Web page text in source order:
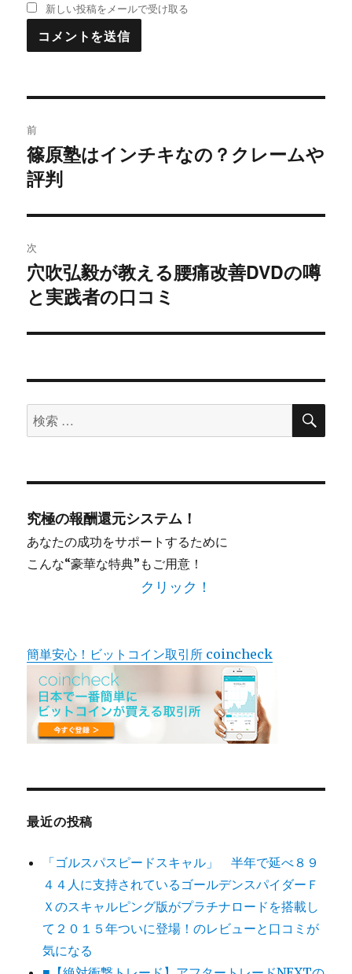
新しい投稿をメールで受け取る
稿
ナ
ビ
ゲ
ー
シ
ン
前
過
去
投
稿:
篠原塾はインチキなの？クレームや
評判
次
次
の
稿:
穴吹弘毅が教える腰痛改善DVDの噂
と実践者の口コミ
検
索
象:
検
究極の報酬還元システム！
あなたの成功をサポートするために
こんな“豪華な特典”もご用意！
クリック！
簡単安心！ビットコイン取引所 coincheck
最近の投稿
「ゴルスパスピードスキャル」 半年で延べ８９
４４人に支持されているゴールデンスパイダーＦ
Ｘのスキャルピング版がプラチナロードを搭載し
て２０１５年ついに登場！のレビューと口コミが
気になる